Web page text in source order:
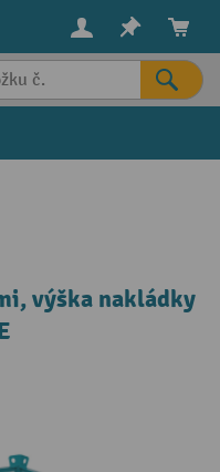
výška nakládky